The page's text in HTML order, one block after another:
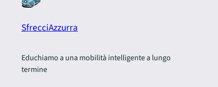
SfrecciAzzurra
Educhiamo a una mobilità intelligente a lungo
termine